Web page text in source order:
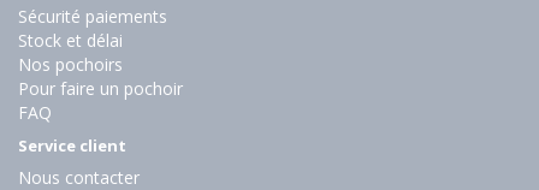
Sécurité paiements
Stock et délai
Nos pochoirs
Pour faire un pochoir
FAQ
Service client
Nous contacter